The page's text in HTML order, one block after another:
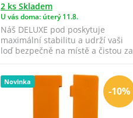
2 ks Skladem
U vás doma: úterý 11.8.
Náš DELUXE pod poskytuje
maximální stabilitu a udrží vaši
loď bezpečně na místě a čistou za
-10%
Novinka